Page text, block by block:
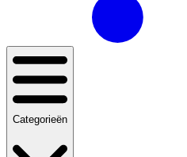
Categorieën